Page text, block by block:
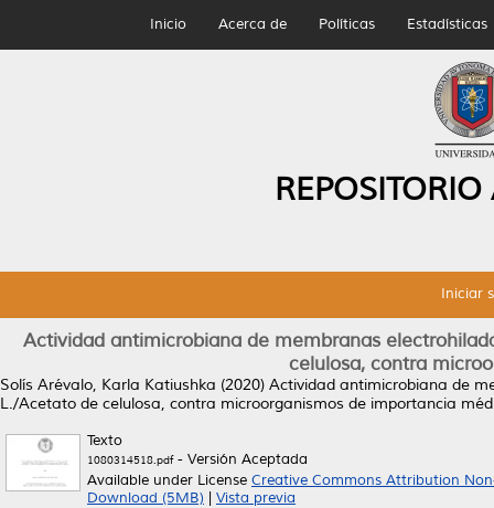
Inicio Acerca de Políticas Estadísticas
Iniciar
Actividad antimicrobiana de membranas
celulosa, contra
Solís Arévalo, Karla Katiushka (2020) Actividad antimicrobiana de
L./Acetato de celulosa, contra microorganismos de importancia
Texto
1080314518.pdf- Versión Aceptada
Available under License Creative Commons Attribution
Download (5MB)
Vista previa